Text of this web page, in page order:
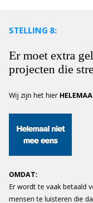
STELLING 8:
Er moet extra
projecten die
Wij zijn het hier
OMDAT:
Er wordt te vaak betaald
mensen te luisteren die